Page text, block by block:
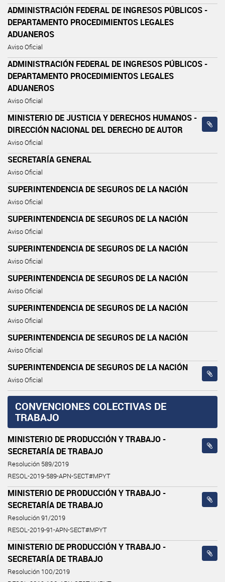
ADMINISTRACIÓN FEDERAL DE INGRESOS PÚBLICOS -
DEPARTAMENTO PROCEDIMIENTOS LEGALES
ADUANEROS
Aviso Oficial
ADMINISTRACIÓN FEDERAL DE INGRESOS PÚBLICOS -
DEPARTAMENTO PROCEDIMIENTOS LEGALES
ADUANEROS
Aviso Oficial
MINISTERIO DE JUSTICIA Y DERECHOS HUMANOS -
DIRECCIÓN NACIONAL DEL DERECHO DE AUTOR
Aviso Oficial
SECRETARÍA GENERAL
Aviso Oficial
SUPERINTENDENCIA DE SEGUROS DE LA NACIÓN
Aviso Oficial
SUPERINTENDENCIA DE SEGUROS DE LA NACIÓN
Aviso Oficial
SUPERINTENDENCIA DE SEGUROS DE LA NACIÓN
Aviso Oficial
SUPERINTENDENCIA DE SEGUROS DE LA NACIÓN
Aviso Oficial
SUPERINTENDENCIA DE SEGUROS DE LA NACIÓN
Aviso Oficial
SUPERINTENDENCIA DE SEGUROS DE LA NACIÓN
Aviso Oficial
SUPERINTENDENCIA DE SEGUROS DE LA NACIÓN
Aviso Oficial
CONVENCIONES COLECTIVAS DE
TRABAJO
MINISTERIO DE PRODUCCIÓN Y TRABAJO -
SECRETARÍA DE TRABAJO
Resolución 589/2019
RESOL-2019-589-APN-SECT#MPYT
MINISTERIO DE PRODUCCIÓN Y TRABAJO -
SECRETARÍA DE TRABAJO
Resolución 91/2019
RESOL-2019-91-APN-SECT#MPYT
MINISTERIO DE PRODUCCIÓN Y TRABAJO -
SECRETARÍA DE TRABAJO
Resolución 100/2019